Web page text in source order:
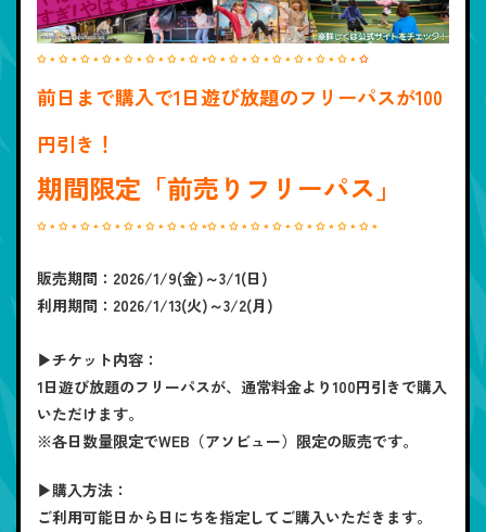
✩ ⋆ ✩ ⋆ ✩ ⋆ ✩ ⋆ ✩ ⋆ ✩ ⋆ ✩ ⋆ ✩ ⋆✩ ⋆ ✩ ⋆ ✩ ⋆ ✩ ⋆ ✩ ⋆ ✩ ⋆ ✩ ⋆ ✩
前日まで購入で1日遊び放題のフリーパスが100
円引き！
期間限定「前売りフリーパス」
✩ ⋆ ✩ ⋆ ✩ ⋆ ✩ ⋆ ✩ ⋆ ✩ ⋆ ✩ ⋆ ✩ ⋆✩ ⋆ ✩ ⋆ ✩ ⋆ ✩ ⋆ ✩ ⋆ ✩ ⋆ ✩ ⋆ ✩ ⋆
販売期間：2026/1/9(金)～3/1(日)
利用期間：2026/1/13(火)～3/2(月)
▶チケット内容：
1日遊び放題のフリーパスが、通常料金より100円引きで購入
いただけます。
※各日数量限定でWEB（アソビュー）限定の販売です。
▶購入方法：
ご利用可能日から日にちを指定してご購入いただきます。